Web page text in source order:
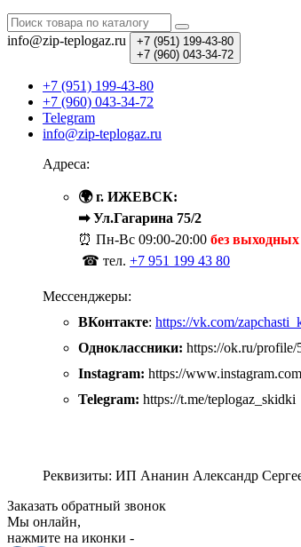
info@zip-teplogaz.ru +7 (951) 199-43-80
+7 (960) 043-34-72
+7 (951) 199-43-80
+7 (960) 043-34-72
Telegram
info@zip-teplogaz.ru
Адреса:
🌍 г. ИЖЕВСК:
➡ Ул.Гагарина 75/2
⏰ Пн-Вс 09:00-20:00 без выходных
☎ тел. +7 951 199 43 80
Мессенджеры:
ВКонтакте: https://vk.com/
Одноклассники: https://ok.ru/profile/
Instagram: https://
Telegram: https://t.me/teplogaz_skidki
Реквизиты: ИП Ананин Александр
Заказать обратный звонок
Мы онлайн,
нажмите на иконки -